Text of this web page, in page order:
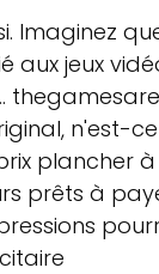
Imaginez
aux jeux
n'est-
plancher à
prêts à